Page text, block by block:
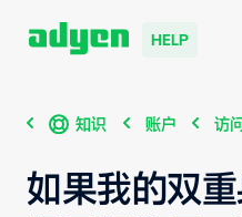
HELP
知识 账户 访
如果我的双